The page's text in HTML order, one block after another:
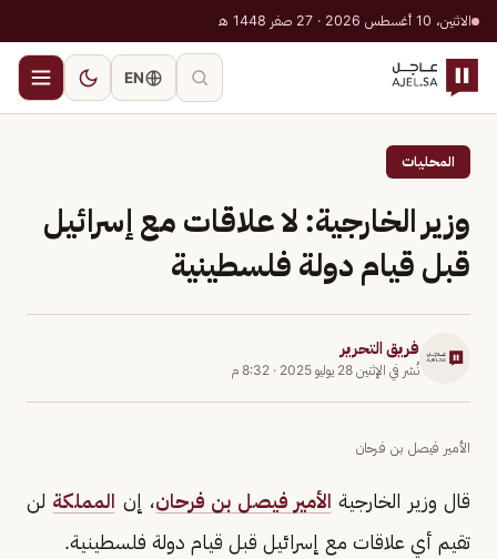
الاثنين، 10 أغسطس 2026 · 27 صفر 1448 هـ
EN
المحليات
وزير الخارجية: لا علاقات مع إسرائيل
قبل قيام دولة فلسطينية
فريق التحرير
نُشر في الإثنين 28 يوليو 2025 · 8:32 م
الأمير فيصل بن فرحان
قال وزير الخارجية الأمير فيصل بن فرحان، إن المملكة لن
تقيم أي علاقات مع إسرائيل قبل قيام دولة فلسطينية.